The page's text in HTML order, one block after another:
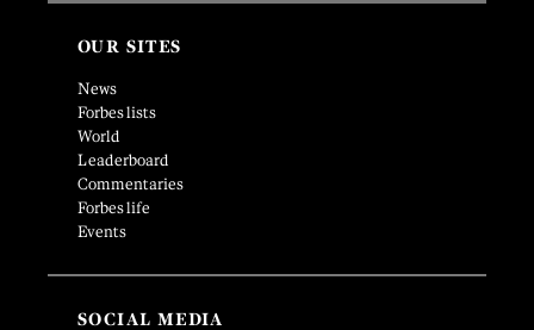
OUR SITES
News
Forbes lists
World
Leaderboard
Commentaries
Forbes life
Events
SOCIAL MEDIA